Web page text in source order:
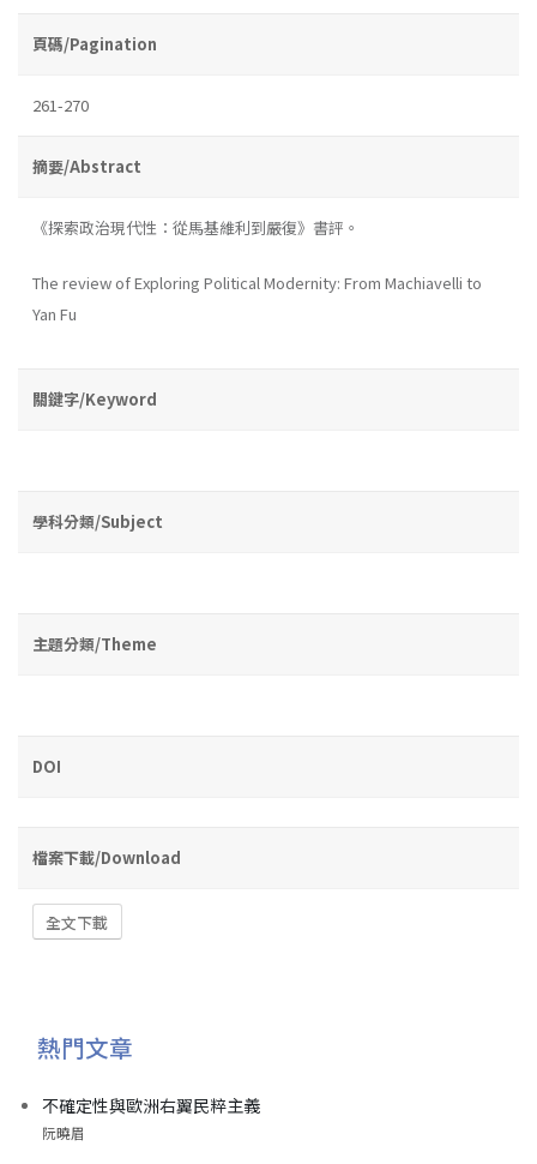
頁碼/Pagination
261-270
摘要/Abstract
《探索政治現代性：從馬基維利到嚴復》書評。
The review of Exploring Political Modernity: From Machiavelli to
Yan Fu
關鍵字/Keyword
學科分類/Subject
主題分類/Theme
DOI
檔案下載/Download
全文下載
熱門文章
不確定性與歐洲右翼民粹主義
阮曉眉